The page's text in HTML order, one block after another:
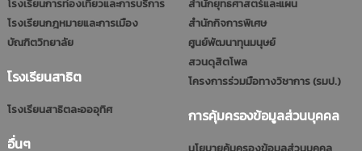
โรงเรียนการท่องเที่ยวและการบริการ
โรงเรียนกฎหมายและการเมือง
บัณฑิตวิทยาลัย
โรงเรียนสาธิต
โรงเรียนสาธิตละอออุทิศ
อื่นๆ
สำนักยุทธศาสตร์และแผน
สำนักกิจการพิเศษ
ศูนย์พัฒนาทุนมนุษย์
สวนดุสิตโพล
โครงการร่วมมือทางวิชาการ (รมป.)
การคุ้มครองข้อมูลส่วนบุคคล